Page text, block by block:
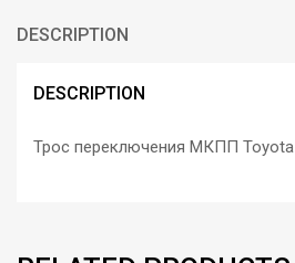
DESCRIPTION
DESCRIPTION
Трос переключения МКПП Toyota